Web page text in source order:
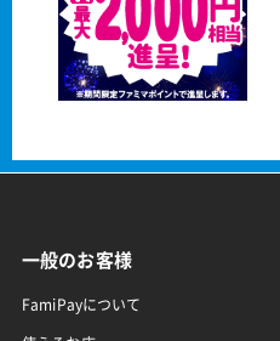
一般のお客様
FamiPayについて